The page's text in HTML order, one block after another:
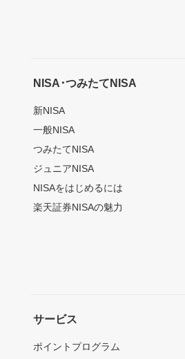
NISA･つみたてNISA
新NISA
一般NISA
つみたてNISA
ジュニアNISA
NISAをはじめるには
楽天証券NISAの魅力
サービス
ポイントプログラム